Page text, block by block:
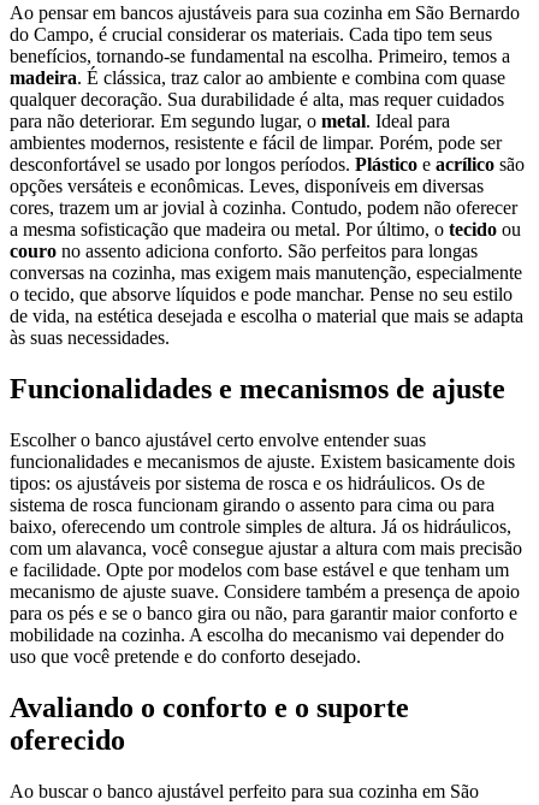
Ao pensar em bancos ajustáveis para sua cozinha em São Bernardo
do Campo, é crucial considerar os materiais. Cada tipo tem seus
benefícios, tornando-se fundamental na escolha. Primeiro, temos a
madeira. É clássica, traz calor ao ambiente e combina com quase
qualquer decoração. Sua durabilidade é alta, mas requer cuidados
para não deteriorar. Em segundo lugar, o metal. Ideal para
ambientes modernos, resistente e fácil de limpar. Porém, pode ser
desconfortável se usado por longos períodos. Plástico e acrílico são
opções versáteis e econômicas. Leves, disponíveis em diversas
cores, trazem um ar jovial à cozinha. Contudo, podem não oferecer
a mesma sofisticação que madeira ou metal. Por último, o tecido ou
couro no assento adiciona conforto. São perfeitos para longas
conversas na cozinha, mas exigem mais manutenção, especialmente
o tecido, que absorve líquidos e pode manchar. Pense no seu estilo
de vida, na estética desejada e escolha o material que mais se adapta
às suas necessidades.
Funcionalidades e mecanismos de ajuste
Escolher o banco ajustável certo envolve entender suas
funcionalidades e mecanismos de ajuste. Existem basicamente dois
tipos: os ajustáveis por sistema de rosca e os hidráulicos. Os de
sistema de rosca funcionam girando o assento para cima ou para
baixo, oferecendo um controle simples de altura. Já os hidráulicos,
com um alavanca, você consegue ajustar a altura com mais precisão
e facilidade. Opte por modelos com base estável e que tenham um
mecanismo de ajuste suave. Considere também a presença de apoio
para os pés e se o banco gira ou não, para garantir maior conforto e
mobilidade na cozinha. A escolha do mecanismo vai depender do
uso que você pretende e do conforto desejado.
Avaliando o conforto e o suporte
oferecido
Ao buscar o banco ajustável perfeito para sua cozinha em São